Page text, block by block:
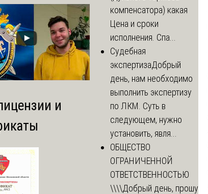
и
компенсатора) какая
Цена и сроки
исполнения. Спа...
Судебная
экспертизаДобрый
день, нам необходимо
выполнить экспертизу
по ЛКМ. Суть в
следующем, нужно
установить, явля...
ОБЩЕСТВО
ОГРАНИЧЕННОЙ
ОТВЕТСТВЕННОСТЬЮ
\\\\Добрый день, прошу